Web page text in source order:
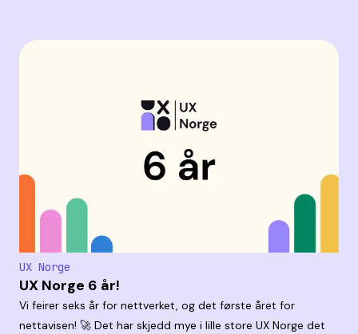
UX Norge
UX Norge 6 år!
Vi feirer seks år for nettverket, og det første året for
nettavisen! 🚀 Det har skjedd mye i lille store UX Norge det